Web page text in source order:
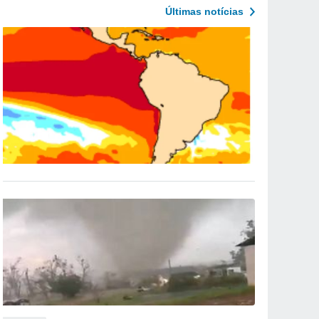
Últimas notícias